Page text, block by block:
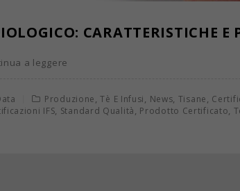
CARATTERISTICHE E
a leggere
Produzione,Tè E Infusi, News, Tisane,
IFS, Standard Qualità, Prodotto Certificato,